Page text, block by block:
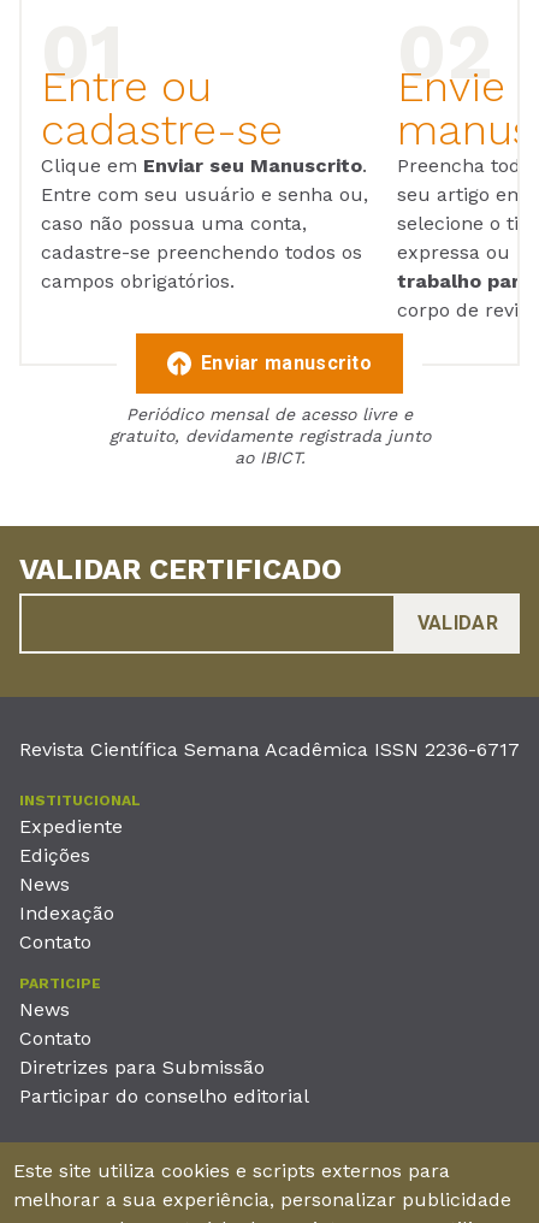
Entre ou
cadastre-se
Clique em Enviar seu Manuscrito.
Entre com seu usuário e senha ou,
caso não possua uma conta,
cadastre-se preenchendo todos os
campos obrigatórios.
Envie
Preencha
seu artigo em
selecione o
expressa ou
trabalho para
corpo de
Enviar manuscrito
Periódico mensal de acesso livre e
gratuito, devidamente registrada junto
ao IBICT.
VALIDAR CERTIFICADO
Revista Científica Semana Acadêmica ISSN 2236-6717
INSTITUCIONAL
Expediente
Edições
News
Indexação
Contato
PARTICIPE
News
Contato
Diretrizes para Submissão
Participar do conselho editorial
Unieducar Inteligência Educacional Ltda
CNPJ: 05.569.970/0001-26
Este site utiliza cookies e scripts externos para
melhorar a sua experiência, personalizar publicidade